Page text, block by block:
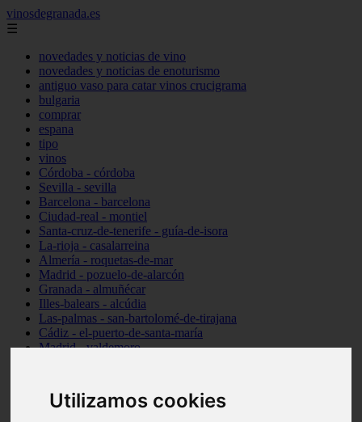
Utilizamos cookies
vinosdegranada.es
☰
novedades y noticias de vino
novedades y noticias de enoturismo
antiguo vaso para catar vinos crucigrama
bulgaria
comprar
espana
tipo
vinos
Córdoba - córdoba
Sevilla - sevilla
Barcelona - barcelona
Ciudad-real - montiel
Santa-cruz-de-tenerife - guía-de-isora
La-rioja - casalarreina
Almería - roquetas-de-mar
Madrid - pozuelo-de-alarcón
Granada - almuñécar
Illes-balears - alcúdia
Las-palmas - san-bartolomé-de-tirajana
Cádiz - el-puerto-de-santa-maría
Madrid - valdemoro
Cantabria - suances
Sevilla - bormujos